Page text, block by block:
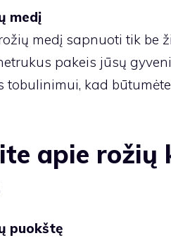
medį
medį sapnuoti tik be
pakeis jūsų
tobulinimui, kad
apie rožių
puokštę